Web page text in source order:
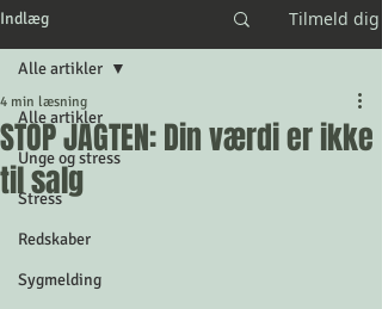
Indlæg Tilmeld dig
Alle artikler
Unge og stress
Stress
Redskaber
Sygmelding
Alle artikler
STOP JAGTEN: Din værdi er ikke
til salg
4 min læsning